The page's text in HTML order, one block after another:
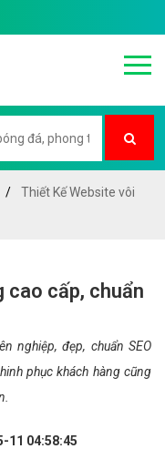
Thiết Kế Website vôi
cao cấp, chuẩn
nghiệp, đẹp, chuẩn SEO
phục khách hàng cũng
11 04:58:45